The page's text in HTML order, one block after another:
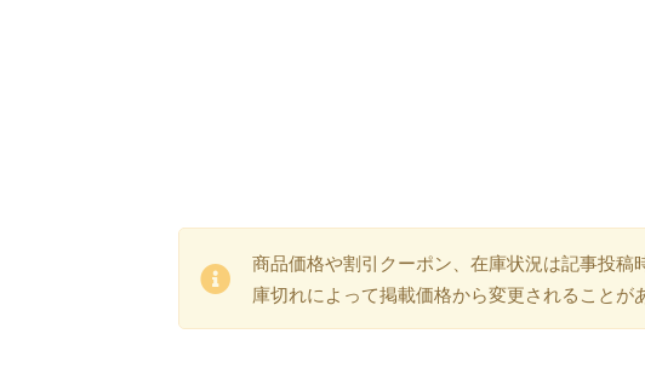
商品価格や割引クーポン、在庫状況は記事投
庫切れによって掲載価格から変更されることが